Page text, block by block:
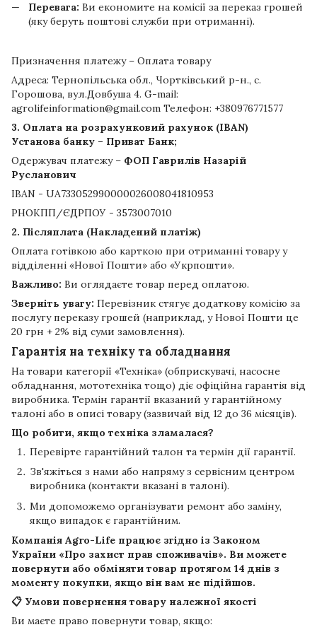
Перевага: Ви економите на комісії за переказ грошей
(яку беруть поштові служби при отриманні).
Призначення платежу – Оплата товару
Адреса: Тернопільська обл., Чортківський р-н., с.
Горошова, вул.Довбуша 4. G-mail:
agrolifeinformation@gmail.com Телефон: +380976771577
3. Оплата на розрахунковий рахунок (IBAN)
Установа банку – Приват Банк;
Одержувач платежу – ФОП Гаврилів Назарій
Русланович
IBAN - UA733052990000026008041810953
РНОКПП/ЄДРПОУ - 3573007010
2. Післяплата (Накладений платіж)
Оплата готівкою або карткою при отриманні товару у
відділенні «Нової Пошти» або «Укрпошти».
Важливо: Ви оглядаєте товар перед оплатою.
Зверніть увагу: Перевізник стягує додаткову комісію за
послугу переказу грошей (наприклад, у Нової Пошти це
20 грн + 2% від суми замовлення).
Гарантія на техніку та обладнання
На товари категорії «Техніка» (обприскувачі, насосне
обладнання, мототехніка тощо) діє офіційна гарантія від
виробника. Термін гарантії вказаний у гарантійному
талоні або в описі товару (зазвичай від 12 до 36 місяців).
Що робити, якщо техніка зламалася?
Перевірте гарантійний талон та термін дії гарантії.
Зв'яжіться з нами або напряму з сервісним центром
виробника (контакти вказані в талоні).
Ми допоможемо організувати ремонт або заміну,
якщо випадок є гарантійним.
Компанія Agro-Life працює згідно із Законом
України «Про захист прав споживачів». Ви можете
повернути або обміняти товар протягом 14 днів з
моменту покупки, якщо він вам не підійшов.
📋 Умови повернення товару належної якості
Ви маєте право повернути товар, якщо: